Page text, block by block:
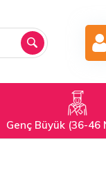
Genç Büyük (36-46